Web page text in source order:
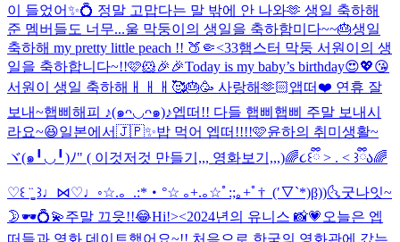
이 들었어✨💍 정말 고맙다는 말 밖에 안 나와🫶 생일 축하해
준 멤버들도 너무...울 막둥이의 생일을 축하함미다~~🎂생일
축하해 my pretty little peach !! 🍑🤏<33햄스터 막둥 서원이의 생
일을 축하합니다~!!🩷🐹🎉🎉Today is my baby’s birthday😍💖😘
서원이 생일 축하해ㅐㅐㅐ🥰🎂🥳 사랑해🫶🏻앱떠❤️ 연휴 잘
보내~햅삐해피 ♪(๑ᴖ◡ᴖ๑)♪엡떠!! 다들 햅삐햅삐 주말 보내시
라요~😆일본에서🇯🇵✨밥 먹어 엡떠!!!!🩷윤하의 취미생활~
ヾ(๑╹◡╹)ﾉ" ( 이것저것 만들기,,, 영화보기,,,)🌈૮꒰ྀི > . < ꒱ྀིა🌈
♡꒰ ¨̮͚ ꒱♩⋈♡♩◦☆.。.:*・°☆ ｡+.｡☆ﾟ:;｡+ﾟ†_(′▽`*)β))🌜굿나잇~
🌛🕶️💍💫주말 끄읏!!😂Hi!><2024년의 유니스 📸💗 오늘은 엡
떠들과 영화 데이트했어요~!! 처음으로 한국의 영화관에 갔는